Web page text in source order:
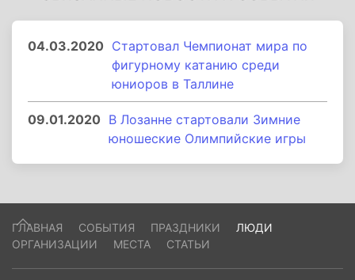
04.03.2020 Стартовал Чемпионат мира по
фигурному катанию среди
юниоров в Таллине
09.01.2020 В Лозанне стартовали Зимние
юношеские Олимпийские игры
ГЛАВНАЯ СОБЫТИЯ ПРАЗДНИКИ
ЛЮДИ
ОРГАНИЗАЦИИ
МЕСТА СТАТЬИ